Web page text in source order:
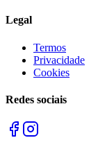
Legal
Termos
Privacidade
Cookies
Redes sociais